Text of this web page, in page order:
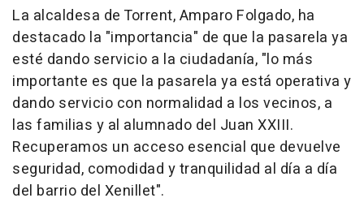
La alcaldesa de Torrent, Amparo Folgado, ha
destacado la "importancia" de que la pasarela ya
esté dando servicio a la ciudadanía, "lo más
importante es que la pasarela ya está operativa y
dando servicio con normalidad a los vecinos, a
las familias y al alumnado del Juan XXIII.
Recuperamos un acceso esencial que devuelve
seguridad, comodidad y tranquilidad al día a día
del barrio del Xenillet".